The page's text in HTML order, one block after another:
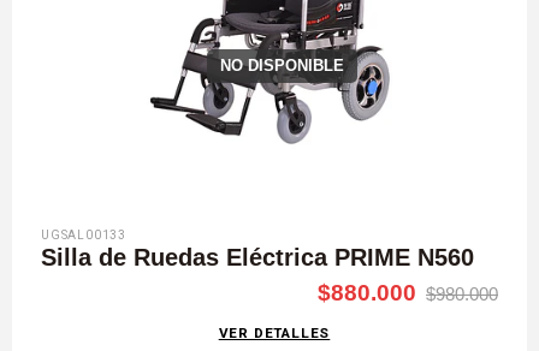
NO DISPONIBLE
UGSAL00133
Silla de Ruedas Eléctrica PRIME N560
$880.000 $980.000
VER DETALLES